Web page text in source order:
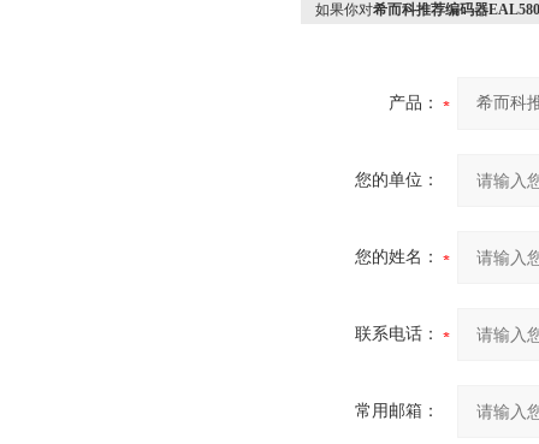
如果你对希而科推荐编码器
产品：
您的单位：
您的姓名：
联系电话：
常用邮箱：